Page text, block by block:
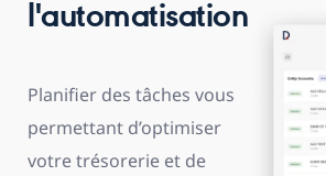
l'automatisation
Planifier des tâches vous
permettant d’optimiser
votre trésorerie et de